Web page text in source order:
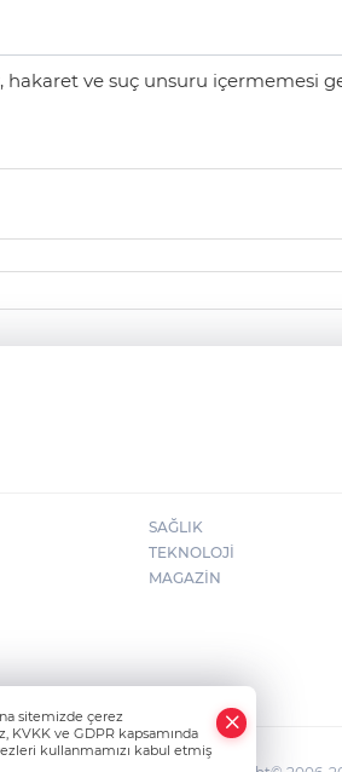
ve suç unsuru içermemesi
SAĞLIK
TEKNOLOJİ
MAGAZİN
sitemizde çerez
KVKK ve GDPR kapsamında
kullanmamızı kabul etmiş